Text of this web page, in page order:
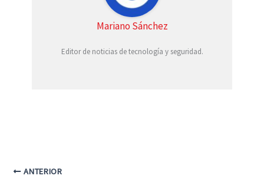
Mariano Sánchez
Editor de noticias de tecnología y seguridad.
ANTERIOR